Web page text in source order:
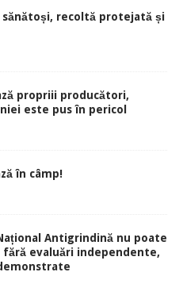
sănătoși, recoltă protejată și
propriii producători,
este pus în pericol
în câmp!
Național Antigrindină nu poate
evaluări independente,